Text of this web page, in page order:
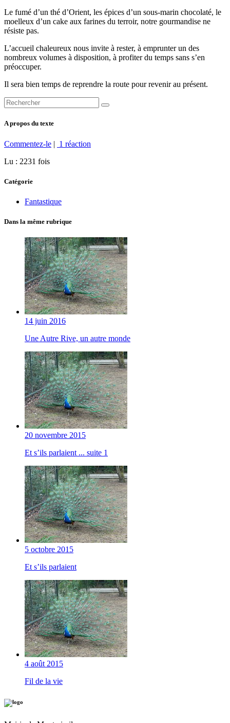
Le fumé d’un thé d’Orient, les épices d’un sous-marin chocolaté, le
moelleux d’un cake aux farines du terroir, notre gourmandise ne
résiste pas.
L’accueil chaleureux nous invite à rester, à emprunter un des
nombreux volumes à disposition, à profiter du temps sans s’en
préoccuper.
Il sera bien temps de reprendre la route pour revenir au présent.
A propos du texte
Commentez-le | 1 réaction
Lu : 2231 fois
Catégorie
Fantastique
Dans la même rubrique
14 juin 2016
Une Autre Rive, un autre monde
20 novembre 2015
Et s’ils parlaient ... suite 1
5 octobre 2015
Et s’ils parlaient
4 août 2015
Fil de la vie